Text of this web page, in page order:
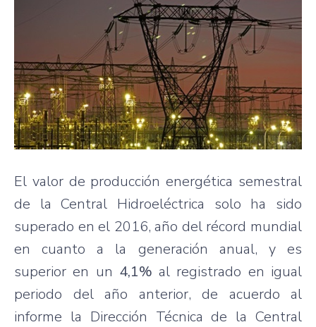
El valor de producción energética semestral
de la Central Hidroeléctrica solo ha sido
superado en el 2016, año del récord mundial
en cuanto a la generación anual, y es
superior en un 4,1% al registrado en igual
periodo del año anterior, de acuerdo al
informe la Dirección Técnica de la Central